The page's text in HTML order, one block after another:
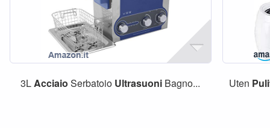
3LAcciaio Serbatoio Ultrasuoni Bagno... Uten